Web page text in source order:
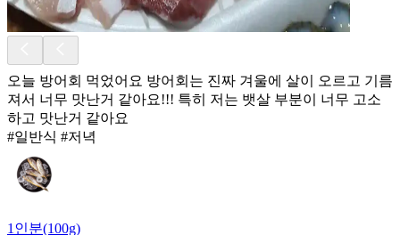
오늘 방어회 먹었어요 방어회는 진짜 겨울에 살이 오르고 기름
져서 너무 맛난거 같아요!!! 특히 저는 뱃살 부분이 너무 고소
하고 맛난거 같아요
#일반식 #저녁
1인분(100g)